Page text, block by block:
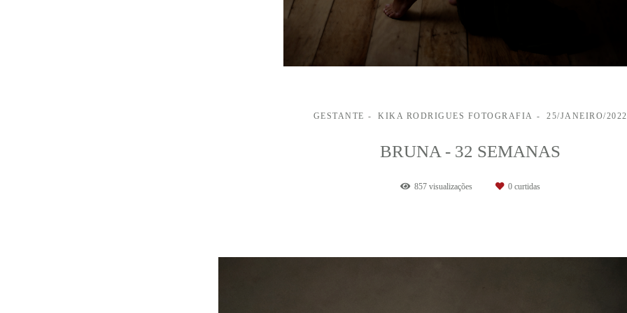
GESTANTE KIKA RODRIGUES FOTOGRAFIA 25/JANEIRO/2022
BRUNA - 32 SEMANAS
857 visualizações 0 curtidas